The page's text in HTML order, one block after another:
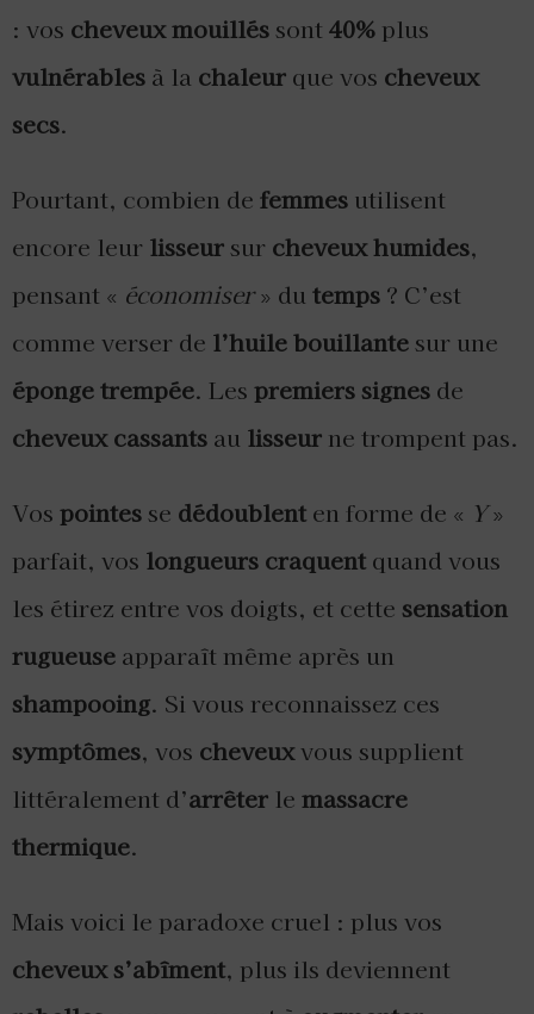
: vos cheveux mouilléssont 40% plus
vulnérables à la chaleur que vos cheveux
secs.
Pourtant, combien de femmes utilisent
encore leur lisseursur cheveux humides,
pensant « économiser» du temps ? C’est
comme verser de l’huile bouillantesur une
éponge trempée. Les premiers signes de
cheveux cassants au lisseur ne trompent pas.
Vos pointesse dédoublent en forme de « Y»
parfait, vos longueurs craquent quand vous
les étirez entre vos doigts, et cette sensation
rugueuse apparaît même après un
shampooing. Si vous reconnaissez ces
symptômes, vos cheveuxvous supplient
littéralement d’arrêter le massacre
thermique.
Mais voici le paradoxe cruel : plus vos
cheveux s’abîment, plus ils deviennent